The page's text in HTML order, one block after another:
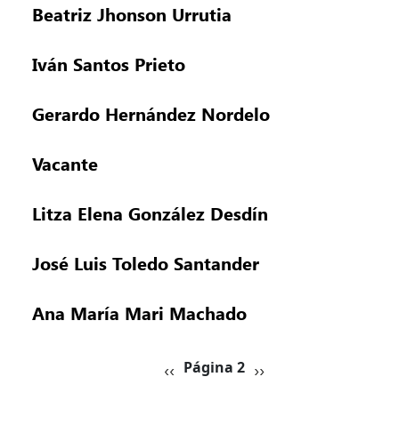
Beatriz Jhonson Urrutia
Iván Santos Prieto
Gerardo Hernández Nordelo
Vacante
Litza Elena González Desdín
José Luis Toledo Santander
Ana María Mari Machado
Página anterior
‹‹ Página 2 Siguiente página
››